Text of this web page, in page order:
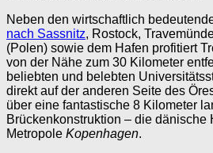
Neben den wirtschaftlich
nach Sassnitz, Rostock,
(Polen) sowie dem Hafen profitiert
von der Nähe zum 30 Kilometer
beliebten und belebten
direkt auf der anderen Seite des
über eine fantastische 8 Kilometer
Brückenkonstruktion – die dänische
Metropole Kopenhagen.